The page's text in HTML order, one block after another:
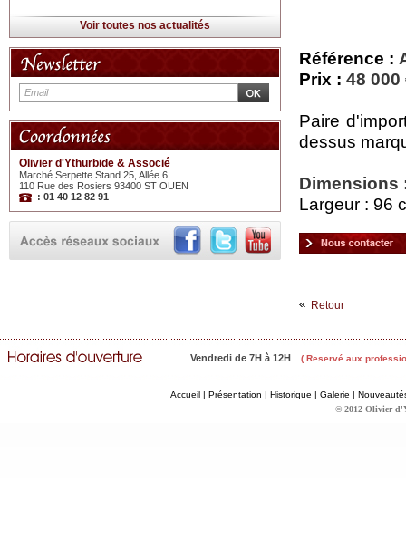
Voir toutes nos actualités
Olivier d'Ythurbide & Associé
Marché Serpette Stand 25, Allée 6
110 Rue des Rosiers 93400 ST OUEN
: 01 40 12 82 91
Référence :
Prix : 48 000
Paire
dessus
Dimensions
Largeur : 96
Retour
Vendredi de 7H à 12H ( Reservé aux
Accueil | Présentation | Historique | Galerie |
© 2012 Olivier